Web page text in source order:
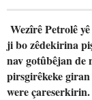
Wezîrê Petrolê
ji bo zêdekirina
nav gotûbêjan de
pirsgirêkeke
were çareserkirin.